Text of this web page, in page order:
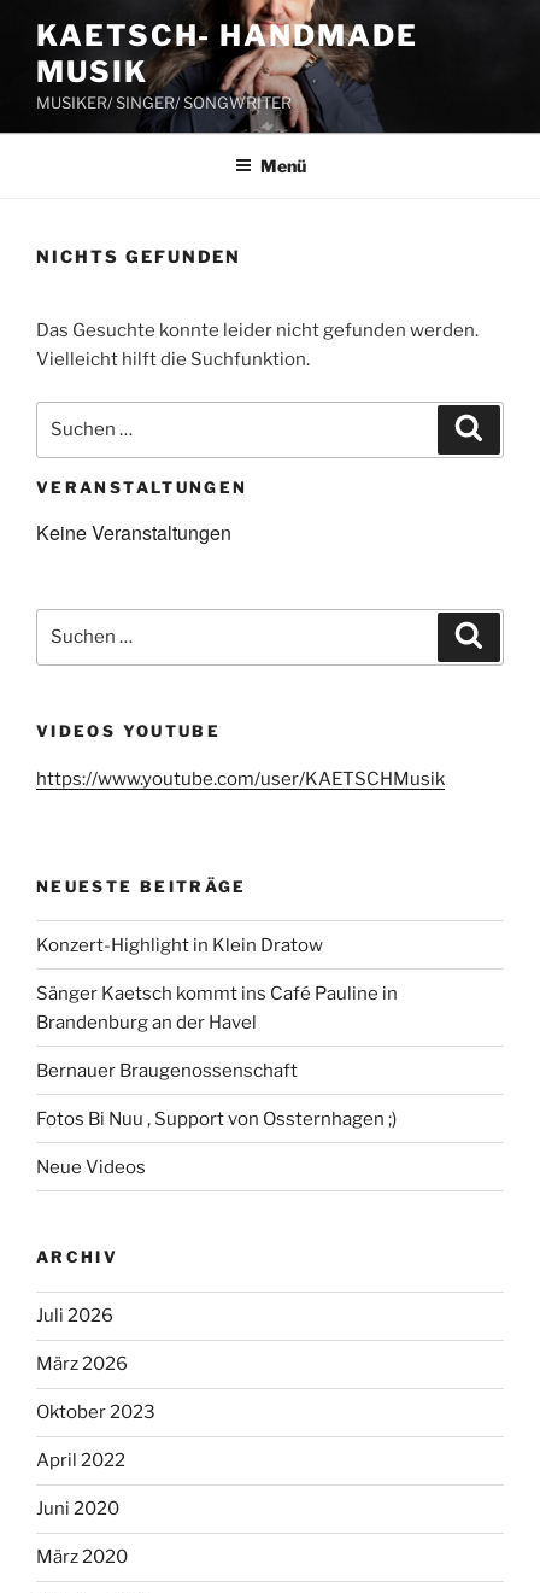
Inhalt
springen
KAETSCH- HANDMADE
MUSIK
MUSIKER/ SINGER/ SONGWRITER
Menü
NICHTS GEFUNDEN
Das Gesuchte konnte leider nicht gefunden werden.
Vielleicht hilft die Suchfunktion.
nach:
VERANSTALTUNGEN
Keine Veranstaltungen
nach:
VIDEOS YOUTUBE
https://www.youtube.com/user/KAETSCHMusik
NEUESTE BEITRÄGE
Konzert-Highlight in Klein Dratow
Sänger Kaetsch kommt ins Café Pauline in
Brandenburg an der Havel
Bernauer Braugenossenschaft
Fotos Bi Nuu , Support von Ossternhagen ;)
Neue Videos
ARCHIV
Juli 2026
März 2026
Oktober 2023
April 2022
Juni 2020
März 2020